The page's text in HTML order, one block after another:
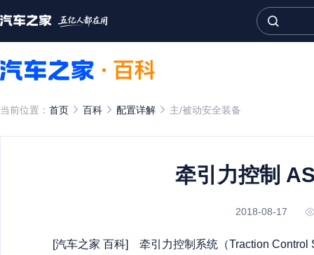
当前位置： 首页 百科 配置详解 主/被动安全装备
牵引力控制
2018-08-17
[汽车之家 百科] 牵引力控制系统（Traction Control